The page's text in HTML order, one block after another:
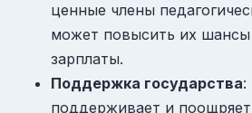
ценные члены
может повысить их
зарплаты.
Поддержка государства:
поддерживает и